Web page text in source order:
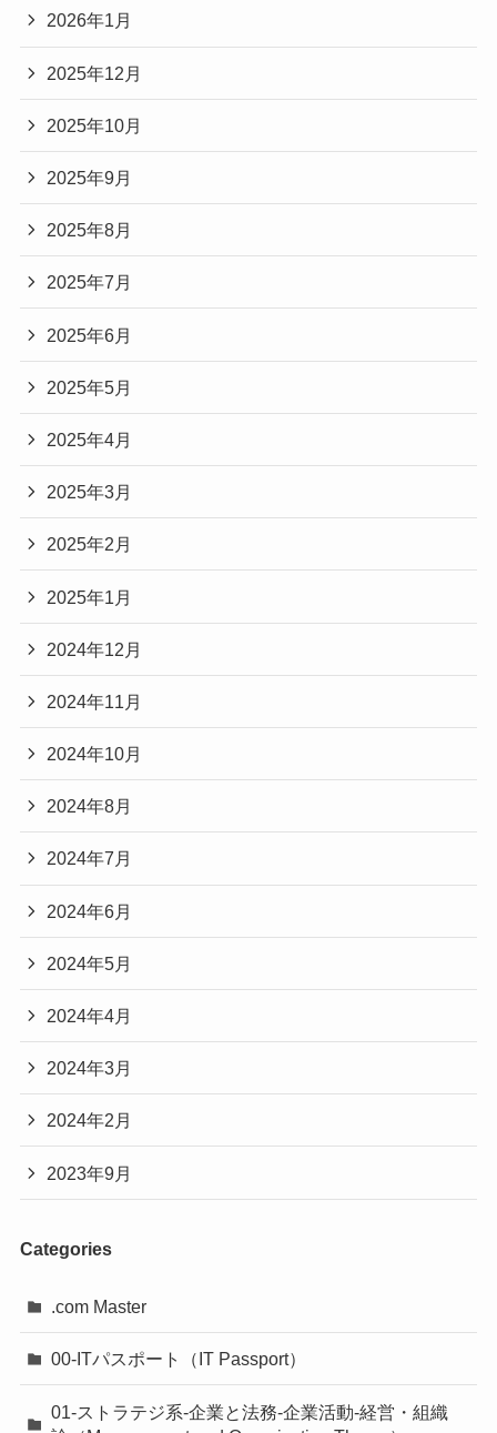
2026年1月
2025年12月
2025年10月
2025年9月
2025年8月
2025年7月
2025年6月
2025年5月
2025年4月
2025年3月
2025年2月
2025年1月
2024年12月
2024年11月
2024年10月
2024年8月
2024年7月
2024年6月
2024年5月
2024年4月
2024年3月
2024年2月
2023年9月
Categories
.com Master
00-ITパスポート（IT Passport）
01-ストラテジ系-企業と法務-企業活動-経営・組織